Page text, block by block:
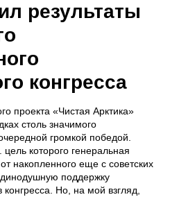
результаты
конгресса
проекта «Чистая Арктика»
столь значимого
громкой победой.
которого генеральная
накопленного еще с советских
поддержку
Но, на мой взгляд,